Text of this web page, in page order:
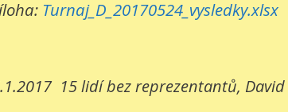
Turnaj_D_20170524_vysledky.xlsx
15 lidí bez reprezentantů,